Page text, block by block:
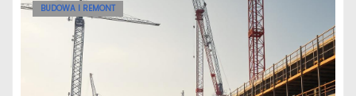
BUDOWA I REMONT